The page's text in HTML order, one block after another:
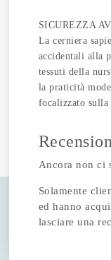
SICUREZZA
La cerniera
accidentali alla
tessuti della
la praticità
focalizzato sulla
Ancora non ci
Solamente
ed hanno
lasciare una